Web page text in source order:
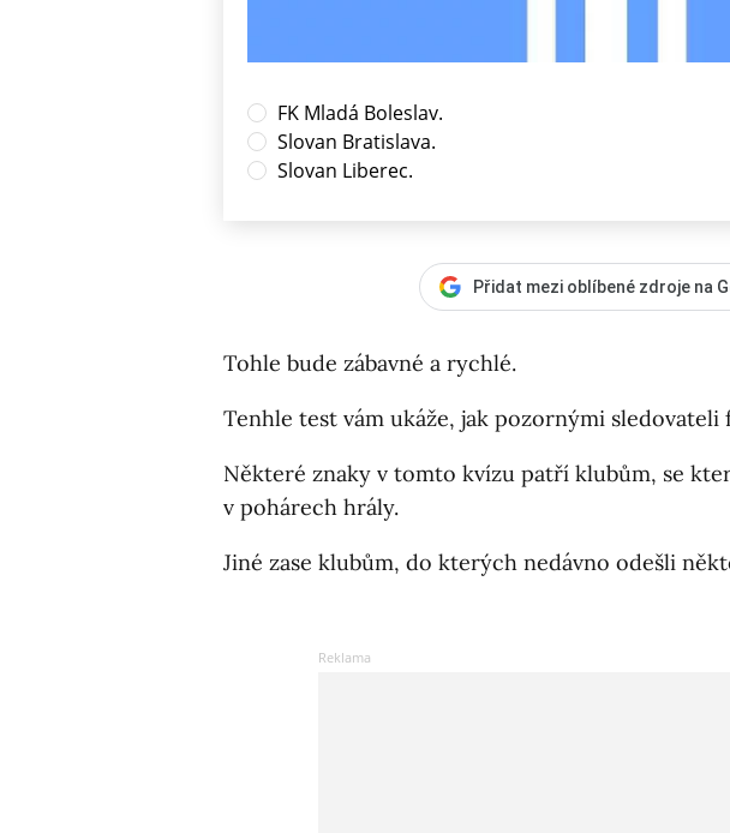
FK Mladá Boleslav.
Slovan Bratislava.
Slovan Liberec.
Přidat mezi oblíbené zdroje na
Tohle bude zábavné a rychlé.
Tenhle test vám ukáže, jak pozornými sledovateli
Některé znaky v tomto kvízu patří klubům, se
v pohárech hrály.
Jiné zase klubům, do kterých nedávno odešli